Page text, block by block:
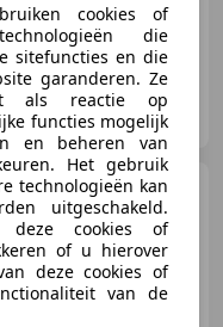
Royce Camargue
Design | Only 529
Dutch regi
cookies of
die
sitefuncties en die
garanderen. Ze
als reactie op
functies mogelijk
en beheren van
Het gebruik
technologieën kan
uitgeschakeld.
deze cookies of
of u hierover
deze cookies of
van de